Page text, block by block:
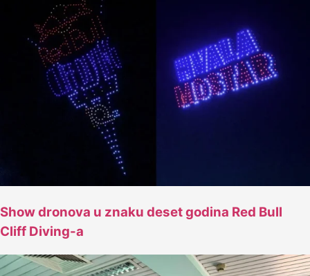
Show dronova u znaku deset godina Red Bull
Cliff Diving-a